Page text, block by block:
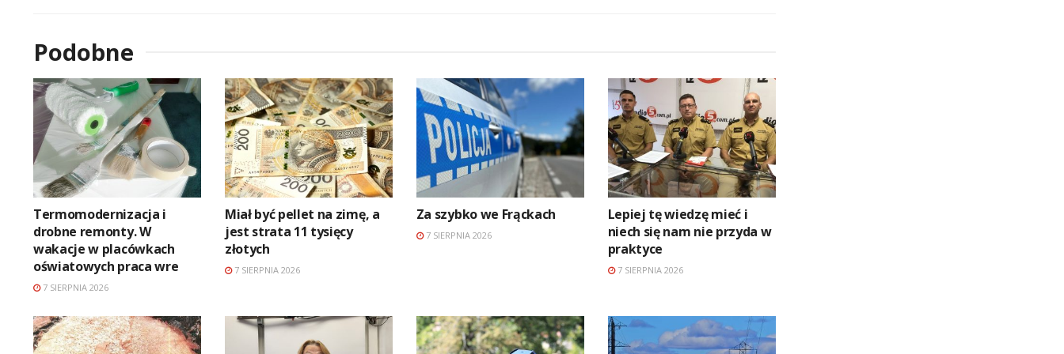
Podobne
Termomodernizacja i
drobne remonty. W
wakacje w placówkach
oświatowych praca wre
7 SIERPNIA 2026
Miał być pellet na zimę, a
jest strata 11 tysięcy
złotych
7 SIERPNIA 2026
Za szybko we Frąckach
7 SIERPNIA 2026
Lepiej tę wiedzę mieć i
niech się nam nie przyda w
praktyce
7 SIERPNIA 2026